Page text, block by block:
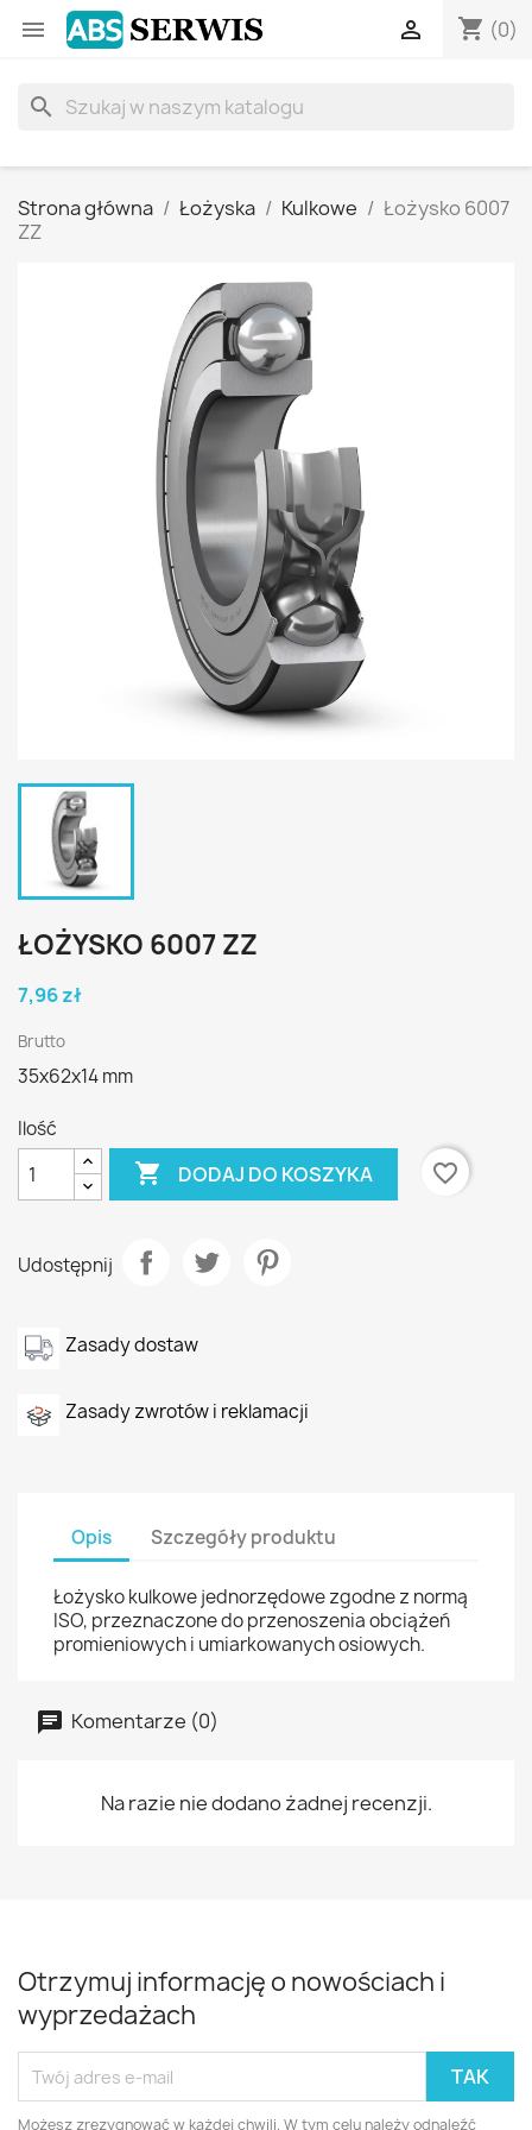
 shopping_cart (0)

search
Strona główna Łożyska Kulkowe
Łożysko 6007
ZZ
ŁOŻYSKO 6007 ZZ
7,96 zł
Brutto
35x62x14 mm
Ilość
 DODAJ DO KOSZYKA favorite_border
Udostępnij
Zasady dostaw
Zasady zwrotów i reklamacji
Opis Szczegóły produktu
Łożysko kulkowe jednorzędowe zgodne z normą
ISO, przeznaczone do przenoszenia obciążeń
promieniowych i umiarkowanych osiowych.
Komentarze (0)
Na razie nie dodano żadnej recenzji.
Otrzymuj informację o nowościach i
wyprzedażach
Możesz zrezygnować w każdej chwili. W tym celu należy odnaleźć